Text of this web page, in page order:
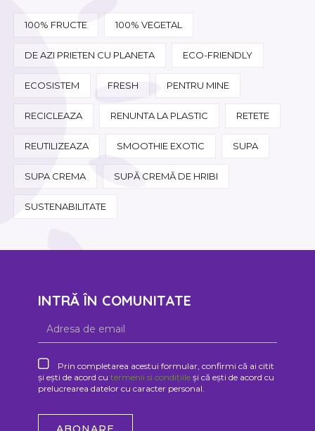
100% FRUCTE 100% VEGETAL
DE AZI PRIETEN CU PLANETA ECO-FRIENDLY
ECOSISTEM FRESH PENTRU MINE
RECICLEAZA RENUNTA LA PLASTIC RETETE
REUTILIZEAZA SMOOTHIE EXOTIC SUPA
SUPA CREMA SUPĂ CREMĂ DE HRIBI
SUSTENABILITATE
INTRĂ ÎN COMUNITATE
Prin completarea acestui formular, confirmi că ai citit
și ești de acord cu termenii si condițiile și că ești de acord cu
prelucrearea datelor cu caracter personal.